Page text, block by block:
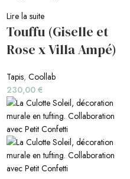
Lire la suite
Touffu (Giselle et
Rose x Villa Ampé)
Tapis, Coollab
230,00 €